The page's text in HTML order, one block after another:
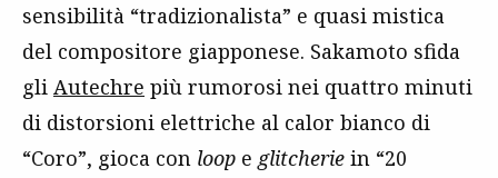
sensibilità “tradizionalista” e quasi mistica
del compositore giapponese. Sakamoto sfida
gli Autechre più rumorosi nei quattro minuti
di distorsioni elettriche al calor bianco di
“Coro”, gioca con loop e glitcherie in “20